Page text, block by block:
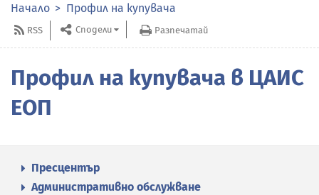
Начало Профил на купувача
RSS Сподели Разпечатай
Профил на купувача в ЦАИС
ЕОП
Пресцентър
Административно обслужване